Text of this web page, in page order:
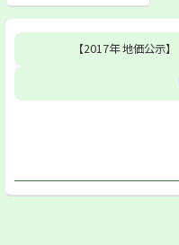
【2017年 地価公示】